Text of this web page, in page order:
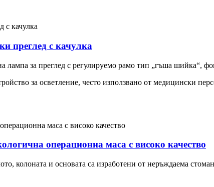
преглед с качулка
за преглед с регулируемо рамо тип „гъша шийка“,
за осветление, често използвано от медицински
операционна маса с високо качество
колоната и основата са изработени от неръждаема